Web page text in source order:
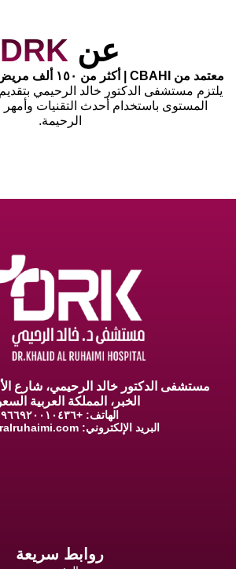
عن DRK
معتمد من CBAHI | أكثر من ١٥٠ ألف مريض راضٍ | طوارئ ٢٤/٧
يلتزم مستشفى الدكتور خالد الرحيمي
المستوى باستخدام أحدث التقنيات وأمهر
الرحيمة.
مستشفى الدكتور خالد الرحيمي، شارع
الخبر، المملكة العربية
الهاتف: +٩٦٦٩٢٠٠١٠٤٣٦
البريد الإلكتروني:
روابط سريعة